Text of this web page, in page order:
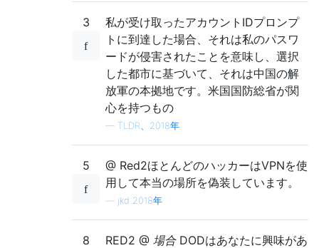
3
私が受け取ったアカウントIDプロンプ
トに到達した場合、それは私のパスワ
ードが侵害されたことを意味し、選択
した都市に基づいて、それは中国の解
放軍の本拠地です。米国国防総省が関
心を持つもの
— TLDR、2018年
5
@ Red2ほとんどのハッカーはVPNを使
用して本当の場所を偽装しています。
jkd 2018年
8 RED2 @ 場合DODはあなたに興味があ